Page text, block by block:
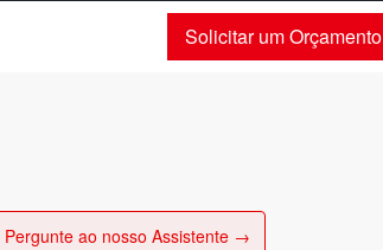
Solicitar um Orçamento
Pergunte ao nosso Assistente →